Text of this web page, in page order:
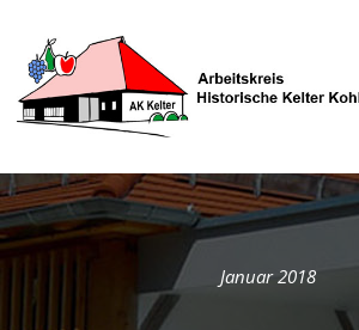
Januar 2018